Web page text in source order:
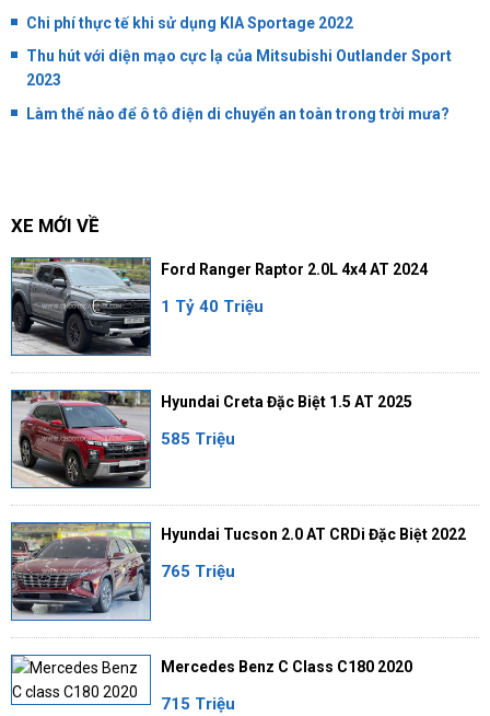
Chi phí thực tế khi sử dụng KIA Sportage 2022
Thu hút với diện mạo cực lạ của Mitsubishi Outlander Sport
2023
Làm thế nào để ô tô điện di chuyển an toàn trong trời mưa?
XE MỚI VỀ
Ford Ranger Raptor 2.0L 4x4 AT 2024
1 Tỷ 40 Triệu
Hyundai Creta Đặc Biệt 1.5 AT 2025
585 Triệu
Hyundai Tucson 2.0 AT CRDi Đặc Biệt 2022
765 Triệu
Mercedes Benz C Class C180 2020
715 Triệu